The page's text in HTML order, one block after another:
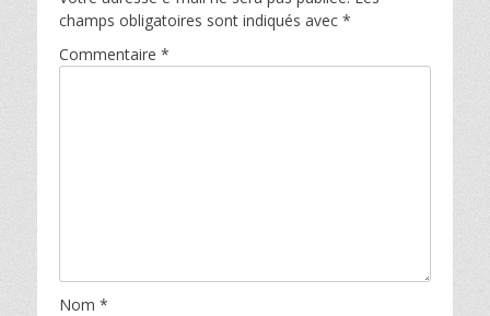
champs obligatoires sont indiqués avec *
Commentaire *
Nom *